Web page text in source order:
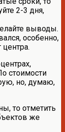
2-3 дня,
выводы.
особенно,
стоимости
но, думаю,
то отметить
же